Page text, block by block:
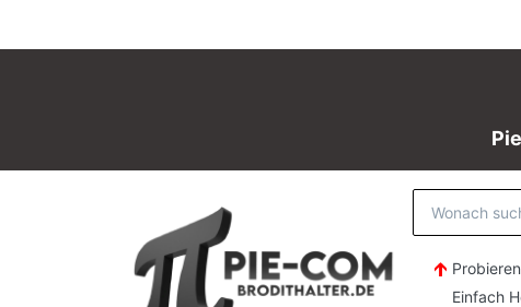
Einfach